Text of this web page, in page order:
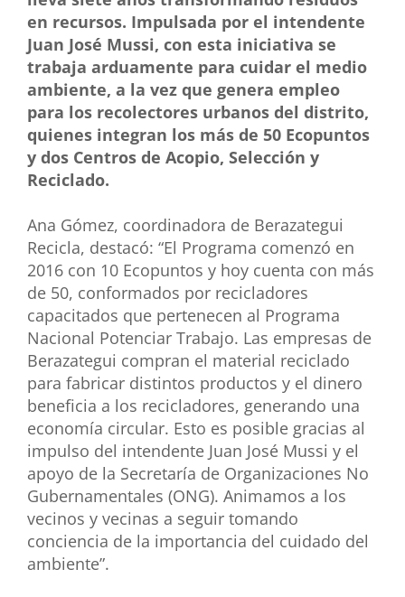
en recursos. Impulsada por el intendente
Juan José Mussi, con esta iniciativa se
trabaja arduamente para cuidar el medio
ambiente, a la vez que genera empleo
para los recolectores urbanos del distrito,
quienes integran los más de 50 Ecopuntos
y dos Centros de Acopio, Selección y
Reciclado.
Ana Gómez, coordinadora de Berazategui
Recicla, destacó: “El Programa comenzó en
2016 con 10 Ecopuntos y hoy cuenta con más
de 50, conformados por recicladores
capacitados que pertenecen al Programa
Nacional Potenciar Trabajo. Las empresas de
Berazategui compran el material reciclado
para fabricar distintos productos y el dinero
beneficia a los recicladores, generando una
economía circular. Esto es posible gracias al
impulso del intendente Juan José Mussi y el
apoyo de la Secretaría de Organizaciones No
Gubernamentales (ONG). Animamos a los
vecinos y vecinas a seguir tomando
conciencia de la importancia del cuidado del
ambiente”.